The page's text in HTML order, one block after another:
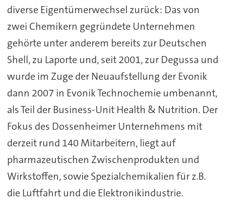
diverse Eigentümerwechsel zurück: Das von
zwei Chemikern gegründete Unternehmen
gehörte unter anderem bereits zur Deutschen
Shell, zu Laporte und, seit 2001, zur Degussa und
wurde im Zuge der Neuaufstellung der Evonik
dann 2007 in Evonik Technochemie umbenannt,
als Teil der Business-Unit Health & Nutrition. Der
Fokus des Dossenheimer Unternehmens mit
derzeit rund 140 Mitarbeitern, liegt auf
pharmazeutischen Zwischenprodukten und
Wirkstoffen, sowie Spezialchemikalien für z.B.
die Luftfahrt und die Elektronikindustrie.